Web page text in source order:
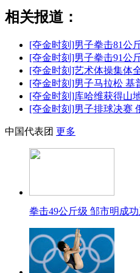
相关报道：
[夺金时刻]男子拳击81公
[夺金时刻]男子拳击91公
[夺金时刻]艺术体操集体
[夺金时刻]男子马拉松 基
[夺金时刻]库哈维获得山
[夺金时刻]男子排球决赛
中国代表团 更多
拳击49公斤级 邹市明成功